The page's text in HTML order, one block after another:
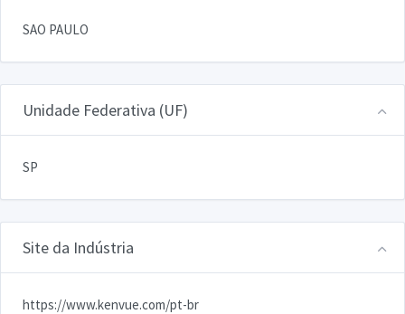
SAO PAULO
Unidade Federativa (UF)
SP
Site da Indústria
https://www.kenvue.com/pt-br